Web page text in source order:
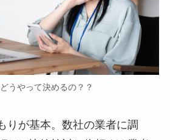
うやって決めるの？？
りが基本。数社の業者に調